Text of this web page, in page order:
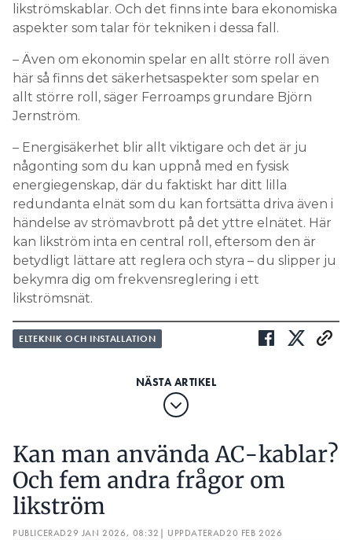
likströmskablar. Och det finns inte bara ekonomiska
aspekter som talar för tekniken i dessa fall.
– Även om ekonomin spelar en allt större roll även
här så finns det säkerhetsaspekter som spelar en
allt större roll, säger Ferroamps grundare Björn
Jernström.
– Energisäkerhet blir allt viktigare och det är ju
någonting som du kan uppnå med en fysisk
energiegenskap, där du faktiskt har ditt lilla
redundanta elnät som du kan fortsätta driva även i
händelse av strömavbrott på det yttre elnätet. Här
kan likström inta en central roll, eftersom den är
betydligt lättare att reglera och styra – du slipper ju
bekymra dig om frekvensreglering i ett
likströmsnät.
ELTEKNIK OCH INSTALLATION
Kan man använda AC-kablar?
Och fem andra frågor om
likström
PUBLICERAD29 JAN 2026, 08:32 | UPPDATERAD20 FEB 2026